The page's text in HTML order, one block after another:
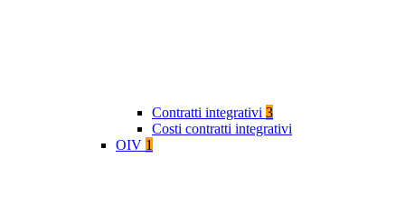
Contratti integrativi 3
Costi contratti integrativi
OIV 1